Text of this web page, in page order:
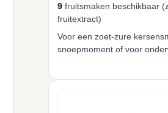
9 fruitsmaken beschikbaar
fruitextract)
Voor een zoet-zure
snoepmoment of voor